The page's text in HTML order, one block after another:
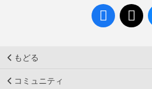
もどる
コミュニティ